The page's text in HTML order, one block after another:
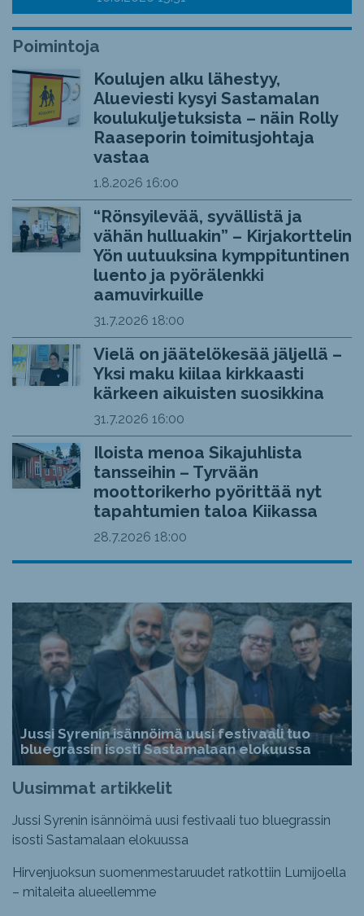
Poimintoja
Koulujen alku lähestyy,
Alueviesti kysyi Sastamalan
koulukuljetuksista – näin Rolly
Raaseporin toimitusjohtaja
vastaa
1.8.2026 16:00
“Rönsyilevää, syvällistä ja
vähän hulluakin” – Kirjakorttelin
Yön uutuuksina kymppituntinen
luento ja pyörälenkki
aamuvirkuille
31.7.2026 18:00
Vielä on jäätelökesää jäljellä –
Yksi maku kiilaa kirkkaasti
kärkeen aikuisten suosikkina
31.7.2026 16:00
Iloista menoa Sikajuhlista
tansseihin – Tyrvään
moottorikerho pyörittää nyt
tapahtumien taloa Kiikassa
28.7.2026 18:00
Jussi Syrenin isännöimä uusi festivaali tuo
bluegrassin isosti Sastamalaan elokuussa
Uusimmat artikkelit
Jussi Syrenin isännöimä uusi festivaali tuo bluegrassin
isosti Sastamalaan elokuussa
Hirvenjuoksun suomenmestaruudet ratkottiin Lumijoella
– mitaleita alueellemme